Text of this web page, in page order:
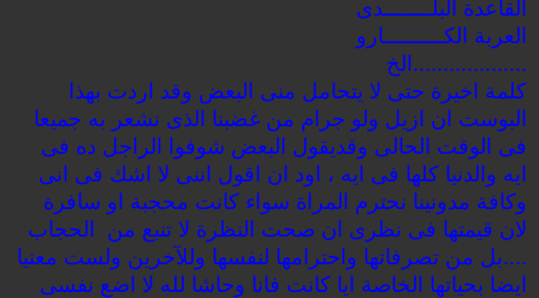
القاعدة البلــــــــدى
العربة الكــــــــــارو
...................الخ
كلمة اخيرة حتى لا يتحامل منى البعض وقد اردت بهذا
البوست ان ازيل ولو جرام من غضبنا الذى نشعر به جميعا
فى الوقت الحالى وقديقول البعض شوفوا الراجل ده فى
ايه والدنيا كلها فى ايه ، اود ان اقول اننى لا اشك فى انى
وكافة مدونينا نحترم المراة سواء كانت محجبة او سافرة
لان قيمتها فى نظرى ان صحت النظرة لا تنبع من الحجاب
....بل من تصرفاتها واحترامها لنفسها وللآخرين ولست معنيا
ايضا بحياتها الخاصة ايا كانت فانا وحاشا لله لا اضع نفسى